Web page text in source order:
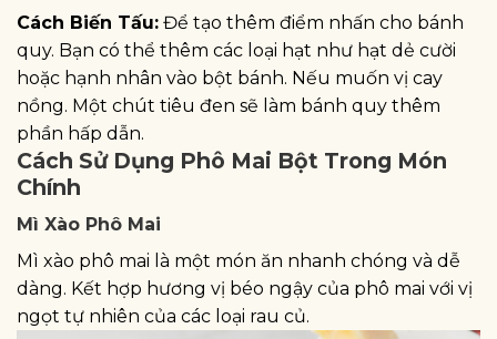
Cách Biến Tấu: Để tạo thêm điểm nhấn cho bánh
quy. Bạn có thể thêm các loại hạt như hạt dẻ cười
hoặc hạnh nhân vào bột bánh. Nếu muốn vị cay
nồng. Một chút tiêu đen sẽ làm bánh quy thêm
phần hấp dẫn.
Cách Sử Dụng Phô Mai Bột Trong Món
Chính
Mì Xào Phô Mai
Mì xào phô mai là một món ăn nhanh chóng và dễ
dàng. Kết hợp hương vị béo ngậy của phô mai với vị
ngọt tự nhiên của các loại rau củ.